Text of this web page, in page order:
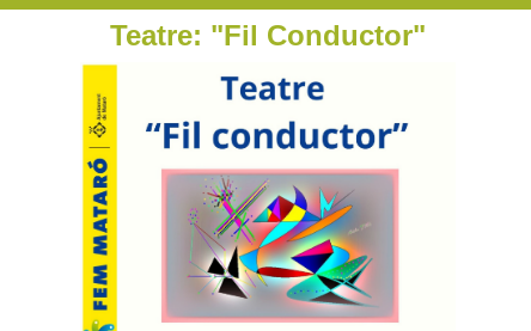
Teatre: "Fil Conductor"